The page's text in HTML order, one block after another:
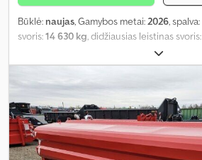
Būklė: naujas, Gamybos metai: 2026, spalva:
svoris:14 630 kg , didžiausias leistinas svoris:
kitas